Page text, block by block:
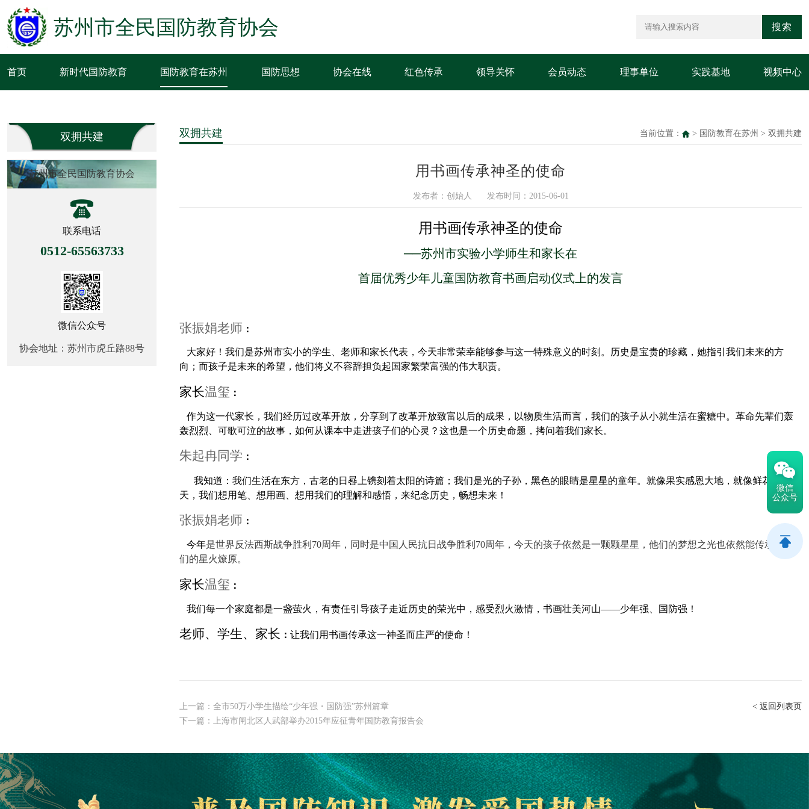
苏州市全民国防教育协会 搜索
首页 新时代国防教育 国防教育在苏州 国防思想 协会在线 红色传承 领导关怀 会员动态 理事单位 实践基地 视频中心
双拥共建
苏州市全民国防教育协会
联系电话
0512-65563733
微信公众号
协会地址：苏州市虎丘路88号
双拥共建 当前位置： > 国防教育在苏州 > 双拥共建
用书画传承神圣的使命
发布者：创始人 发布时间：2015-06-01
用书画传承神圣的使命
──苏州市实验小学师生和家长在
首届优秀少年儿童国防教育书画启动仪式上的发言
张振娟老师 ：
大家好！我们是苏州市实小的学生、老师和家长代表，今天非常荣幸能够参与这一特殊意义的时刻。历史是宝贵的珍藏，她指引我们未来的方
向；而孩子是未来的希望，他们将义不容辞担负起国家繁荣富强的伟大职责。
家长温玺 ：
作为这一代家长，我们经历过改革开放，分享到了改革开放致富以后的成果，以物质生活而言，我们的孩子从小就生活在蜜糖中。革命先辈们轰
轰烈烈、可歌可泣的故事，如何从课本中走进孩子们的心灵？这也是一个历史命题，拷问着我们家长。
朱起冉同学 ：
我知道：我们生活在东方，古老的日晷上镌刻着太阳的诗篇；我们是光的子孙，黑色的眼睛是星星的童年。就像果实感恩大地，就像鲜花礼赞春
天，我们想用笔、想用画、想用我们的理解和感悟，来纪念历史，畅想未来！
张振娟老师 ：
今年是世界反法西斯战争胜利 70周年，同时是中国人民抗日战争胜利 70周年，今天的孩子依然是一颗颗星星，他们的梦想之光也依然能传承先辈
们的星火燎原。
家长温玺 ：
我们每一个家庭都是一盏萤火，有责任引导孩子走近历史的荣光中，感受烈火激情，书画壮美河山——少年强、国防强！
老师、学生、家长 ：让我们用书画传承这一神圣而庄严的使命！
上一篇：全市50万小学生描绘“少年强・国防强”苏州篇章
下一篇： 上海市闸北区人武部举办2015年应征青年国防教育报告会
< 返回列表页
微信
公众号